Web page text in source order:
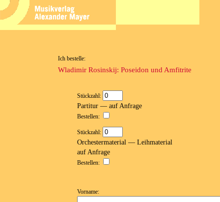
Ich bestelle:
Wladimir Rosinskij: Poseidon und Amfitrite
Stückzahl:
Partitur — auf Anfrage
Bestellen:
Stückzahl:
Orchestermaterial — Leihmaterial
auf Anfrage
Bestellen:
Vorname: